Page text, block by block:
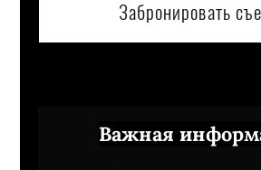
Забронировать
Важная